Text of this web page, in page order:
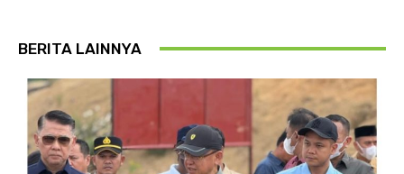
BERITA LAINNYA